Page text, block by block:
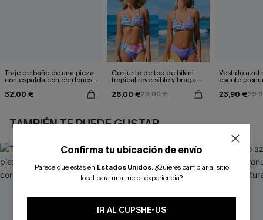
Traje de baño de una pieza
con espalda con cordones y
32,00 €
Conjunto de top de bikini
tropical reversible y braga
26,00 €29,00 €
Vestido azul
escote
23,90 €
TAMBIÉN TE PUEDE GUSTAR
Confirma tu ubicación de envío
Parece que estás en Estados Unidos. ¿Quieres cambiar al sitio
local para una mejor experiencia?
IR AL CUPSHE-US